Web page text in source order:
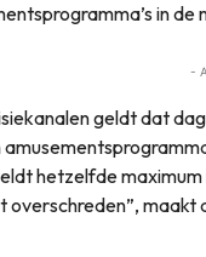
in
-
geldt dat
hetzelfde
overschreden”, maakt